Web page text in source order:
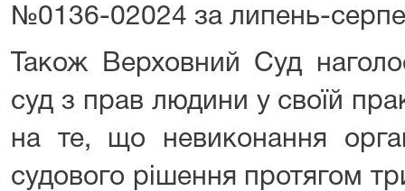
№0136-02024 за липень-
Також Верховний Суд
суд з прав людини у своїй
на те, що невиконання
судового рішення протягом